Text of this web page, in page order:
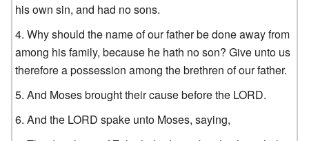
his own sin, and had no sons.
Why should the name of our father be done away from
among his family, because he hath no son? Give unto us
therefore a possession among the brethren of our father.
And Moses brought their cause before the LORD.
And the LORD spake unto Moses, saying,